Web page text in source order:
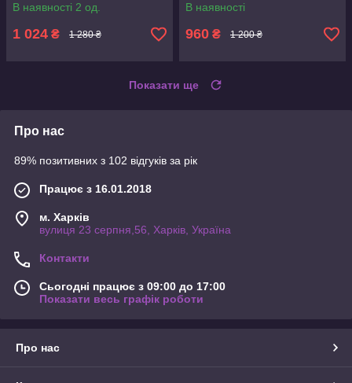
В наявності 2 од.
1 024 ₴ 1 280 ₴
В наявності
960 ₴ 1 200 ₴
Показати ще
Про нас
89% позитивних з 102 відгуків за рік
Працює з 16.01.2018
м. Харків
вулиця 23 серпня,56, Харків, Україна
Контакти
Сьогодні працює з 09:00 до 17:00
Показати весь графік роботи
Про нас